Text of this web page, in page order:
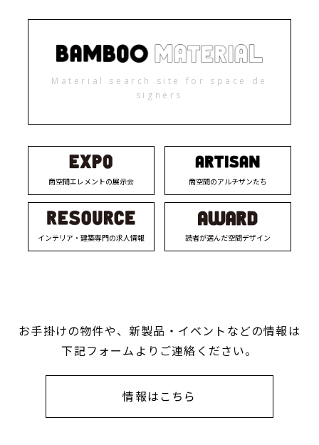
Material search site for space de
signers
商空間エレメントの展示会 商空間のアルチザンたち
インテリア・建築専門の求人情報 読者が選んだ空間デザイン
お手掛けの物件や、新製品・イベントなどの情報は
下記フォームよりご連絡ください。
情報はこちら